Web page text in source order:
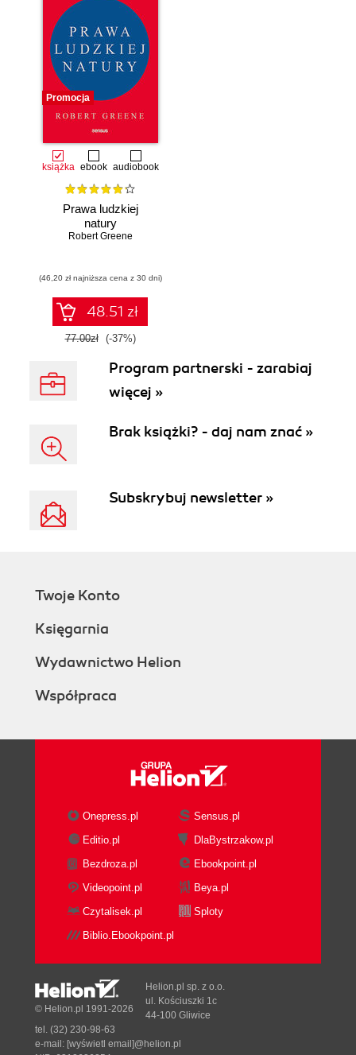
Promocja
książka ebook audiobook
Prawa ludzkiej
natury
Robert Greene
(46,20 zł najniższa cena z 30 dni)
48.51 zł
77.00zł (-37%)
Program partnerski - zarabiaj
więcej »
Brak książki? - daj nam znać »
Subskrybuj newsletter »
Twoje Konto
Księgarnia
Wydawnictwo Helion
Współpraca
Onepress.pl
Sensus.pl
Editio.pl
DlaBystrzakow.pl
Bezdroza.pl
Ebookpoint.pl
Videopoint.pl
Beya.pl
Czytalisek.pl
Sploty
Biblio.Ebookpoint.pl
© Helion.pl 1991-2026
Helion.pl sp. z o.o.
ul. Kościuszki 1c
44-100 Gliwice
tel. (32) 230-98-63
e-mail: [wyświetl email]@helion.pl